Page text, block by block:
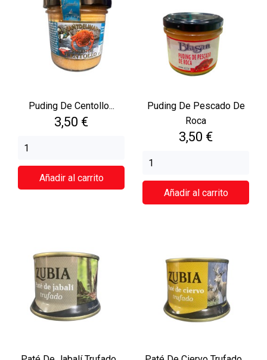
Puding De Centollo...
Precio
3,50 €
Añadir al carrito
Puding De Pescado De
Roca
Precio
3,50 €
Añadir al carrito